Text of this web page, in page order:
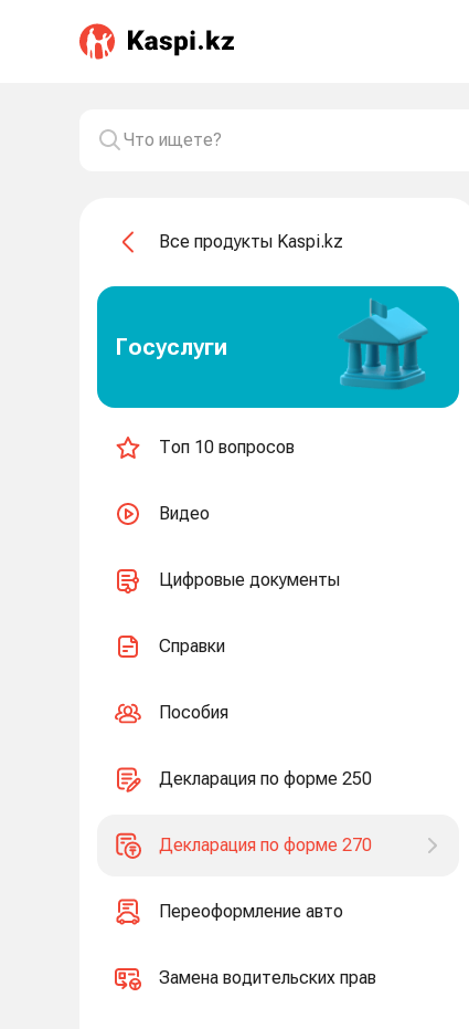
Все продукты Kaspi.kz
Госуслуги
Топ 10 вопросов
Видео
Цифровые документы
Справки
Пособия
Декларация по форме 250
Декларация по форме 270
Переоформление авто
Замена водительских прав